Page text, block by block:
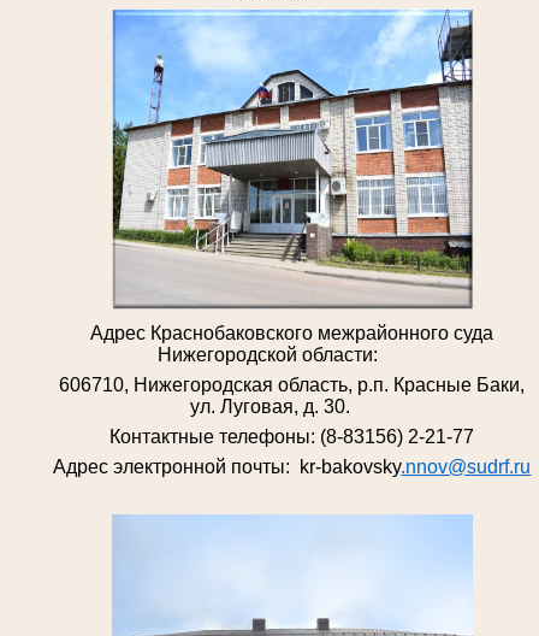
Адрес Краснобаковского межрайонного суда
Нижегородской области:
606710, Нижегородская область, р.п. Красные Баки,
ул. Луговая, д. 30.
Контактные телефоны: (8-83156) 2-21-77
Адрес электронной почты: kr-bakovsky.nnov@sudrf.ru